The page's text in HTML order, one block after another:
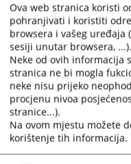
horizontalni nivo navigacije
vertikalni i on je sa podlogom
Ispod prva dva nivoa
trenutno nalazite.
Pojedinačno ćemo objasniti
Dokumenti na web stranici su
i pdf formati su formirani za
.pdf format potreban vam je
Ova web stranica koristi
pohranjivati i koristiti
browsera i vašeg uređaja
sesiji unutar browsera, ...).
Neke od ovih informacija
stranica ne bi mogla
neke nisu prijeko
procjenu nivoa
stranice...).
Na ovom mjestu možete
korištenje tih informacija.